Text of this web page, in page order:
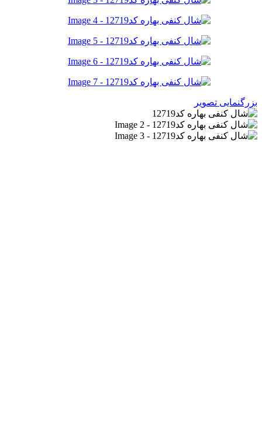
بزرگنمایی تصویر